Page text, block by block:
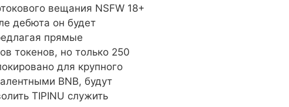
вещания NSFW 18+
дебюта он будет
прямые
токенов, но только 250
для крупного
BNB, будут
TIPINU служить